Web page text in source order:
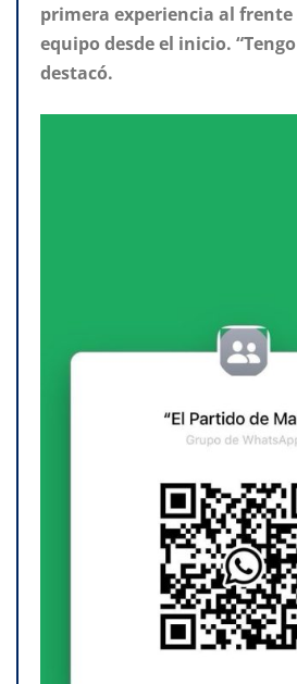
primera experiencia al
equipo desde el inicio.
destacó.